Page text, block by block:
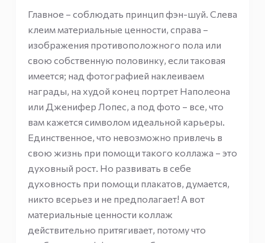
Главное – соблюдать принцип фэн-шуй. Слева
клеим материальные ценности, справа –
изображения противоположного пола или
свою собственную половинку, если таковая
имеется; над фотографией наклеиваем
награды, на худой конец портрет Наполеона
или Дженифер Лопес, а под фото – все, что
вам кажется символом идеальной карьеры.
Единственное, что невозможно привлечь в
свою жизнь при помощи такого коллажа – это
духовный рост. Но развивать в себе
духовность при помощи плакатов, думается,
никто всерьез и не предполагает! А вот
материальные ценности коллаж
действительно притягивает, потому что